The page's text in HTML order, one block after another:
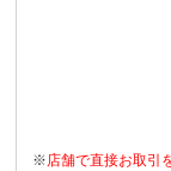
※ 店舗で直接お取引